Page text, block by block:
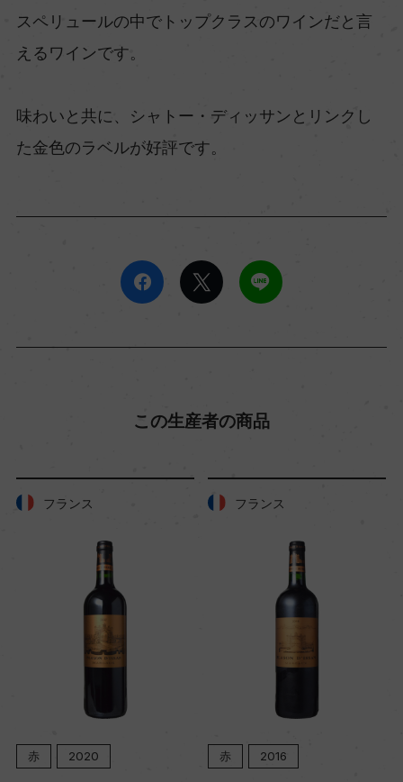
スペリュールの中でトップクラスのワインだと言
えるワインです。
味わいと共に、シャトー・ディッサンとリンクし
た金色のラベルが好評です。
この生産者の商品
フランス
赤 2016
フランス
赤 2023